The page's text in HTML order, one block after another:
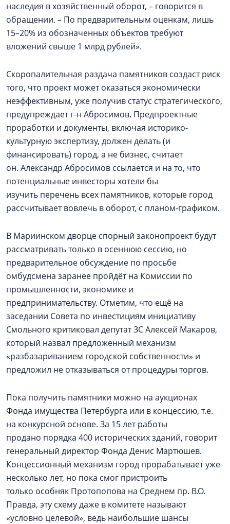
наследия в хозяйственный оборот, – говорится в
обращении. – По предварительным оценкам, лишь
15–20% из обозначенных объектов требуют
вложений свыше 1 млрд рублей».
Скоропалительная раздача памятников создаст риск
того, что проект может оказаться экономически
неэффективным, уже получив статус стратегического,
предупреждает г-н Абросимов. Предпроектные
проработки и документы, включая историко-
культурную экспертизу, должен делать (и
финансировать) город, а не бизнес, считает
он. Александр Абросимов ссылается и на то, что
потенциальные инвесторы хотели бы
изучить перечень всех памятников, которые город
рассчитывает вовлечь в оборот, с планом-графиком.
В Мариинском дворце спорный законопроект будут
рассматривать только в осеннюю сессию, но
предварительное обсуждение по просьбе
омбудсмена заранее пройдёт на Комиссии по
промышленности, экономике и
предпринимательству. Отметим, что ещё на
заседании Совета по инвестициям инициативу
Смольного критиковал депутат ЗС Алексей Макаров,
который назвал предложенный механизм
«разбазариванием городской собственности» и
предложил не отказываться от процедуры торгов.
Пока получить памятники можно на аукционах
Фонда имущества Петербурга или в концессию, т.е.
на конкурсной основе. За 15 лет работы
продано порядка 400 исторических зданий, говорит
генеральный директор Фонда Денис Мартюшев.
Концессионный механизм город прорабатывает уже
несколько лет, но пока смог пристроить
только особняк Протопопова на Среднем пр. В.О.
Правда, эту схему даже в комитете называют
«условно целевой», ведь наибольшие шансы